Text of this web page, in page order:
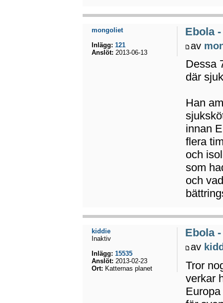
Ebola
av
Dessa
där
Han
innan
flera
och
som
och
mongoliet
Inlägg: 121
Anslöt: 2013-06-13
Ebola
av
Tror
verkar
kiddie
Inaktiv
Inlägg: 15535
Anslöt: 2013-02-23
Ort: Katternas planet